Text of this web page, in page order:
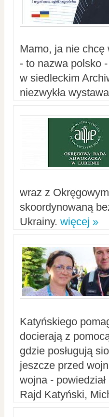
Mamo, ja nie
- to nazwa polsko
w siedleckim
niezwykła
wraz z
skoordynowaną
Ukrainy. więcej »
Katyńskiego
docierają z
gdzie posługują
jeszcze przed
wojna -
Rajd Katyński,